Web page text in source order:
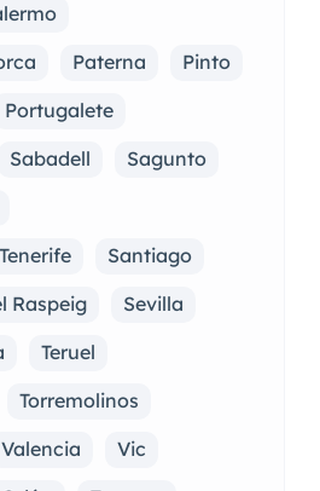
Paterna
Pinto
Portugalete
Sabadell
Sagunto
Santiago
Raspeig
Sevilla
Teruel
Torremolinos
Valencia
Vic